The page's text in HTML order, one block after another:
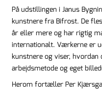
På udstillingen i Janus
kunstnere fra Bifrost. De
år eller mere og har rigtig
internationalt. Værkerne er
kunstnere og viser,
arbejdsmetode og eget
Herom fortæller Per